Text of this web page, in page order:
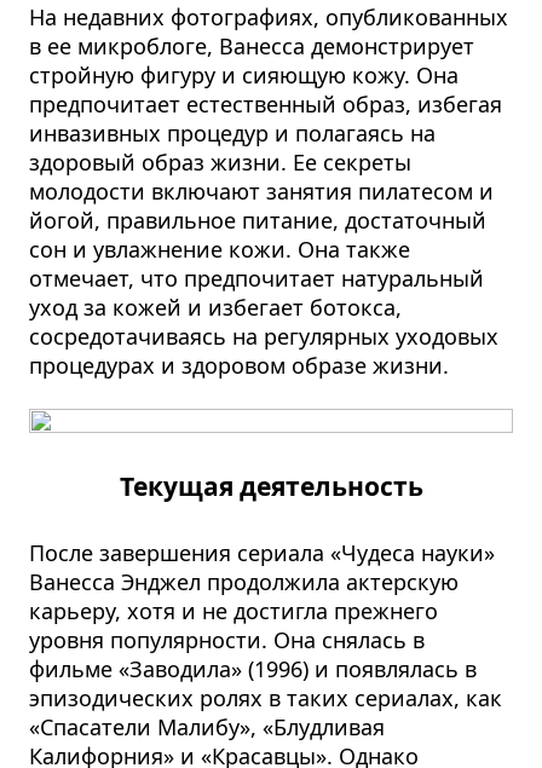
На недавних фотографиях, опубликованных
в ее микроблоге, Ванесса демонстрирует
стройную фигуру и сияющую кожу. Она
предпочитает естественный образ, избегая
инвазивных процедур и полагаясь на
здоровый образ жизни. Ее секреты
молодости включают занятия пилатесом и
йогой, правильное питание, достаточный
сон и увлажнение кожи. Она также
отмечает, что предпочитает натуральный
уход за кожей и избегает ботокса,
сосредотачиваясь на регулярных уходовых
процедурах и здоровом образе жизни.
Текущая деятельность
После завершения сериала «Чудеса науки»
Ванесса Энджел продолжила актерскую
карьеру, хотя и не достигла прежнего
уровня популярности. Она снялась в
фильме «Заводила» (1996) и появлялась в
эпизодических ролях в таких сериалах, как
«Спасатели Малибу», «Блудливая
Калифорния» и «Красавцы». Однако